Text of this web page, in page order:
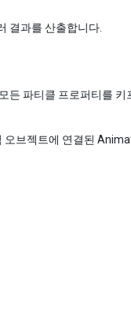
결과를 산출합니다.
파티클 프로퍼티를
브젝트에 연결된